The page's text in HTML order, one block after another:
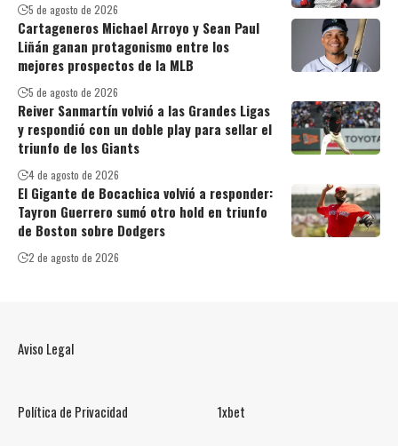
5 de agosto de 2026
Cartageneros Michael Arroyo y Sean Paul
Liñán ganan protagonismo entre los
mejores prospectos de la MLB
5 de agosto de 2026
Reiver Sanmartín volvió a las Grandes Ligas
y respondió con un doble play para sellar el
triunfo de los Giants
4 de agosto de 2026
El Gigante de Bocachica volvió a responder:
Tayron Guerrero sumó otro hold en triunfo
de Boston sobre Dodgers
2 de agosto de 2026
Aviso Legal
Política de Privacidad 1xbet